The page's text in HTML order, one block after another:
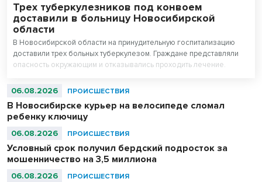
Трех туберкулезников под конвоем
доставили в больницу Новосибирской
области
В Новосибирской области на принудительную госпитализацию
доставили трех больных туберкулезом. Граждане представляли
опасность окружающим и отказывались проходить лечение.
06.08.2026 ПРОИСШЕСТВИЯ
В Новосибирске курьер на велосипеде сломал
ребенку ключицу
06.08.2026 ПРОИСШЕСТВИЯ
Условный срок получил бердский подросток за
мошенничество на 3,5 миллиона
06.08.2026 ПРОИСШЕСТВИЯ